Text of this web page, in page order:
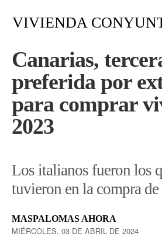
VIVIENDA
Canarias,
preferida por
para comprar
2023
Los italianos fueron los
tuvieron en la compra
MASPALOMAS AHORA
MIÉRCOLES, 03 DE ABRIL DE 2024